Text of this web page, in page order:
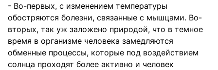
- Во-первых, с изменением температуры
обостряются болезни, связанные с мышцами. Во-
вторых, так уж заложено природой, что в темное
время в организме человека замедляются
обменные процессы, которые под воздействием
солнца проходят более активно и человек